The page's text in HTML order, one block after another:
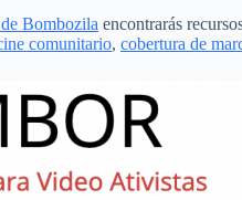
Bombozila encontrarás
comunitario, cobertura de